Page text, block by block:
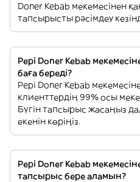
Doner Kebab мекемесінен
тапсырысты рәсімдеу
Pepi Doner Kebab
баға береді?
Pepi Doner Kebab
клиенттердің 99% осы
Бүгін тапсырыс жасаңыз
екенін көріңіз.
Pepi Doner Kebab
тапсырыс бере аламын?